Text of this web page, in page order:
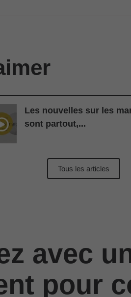
Les nouvelles sur les
sont partout,...
Tous les articles
avec
pour